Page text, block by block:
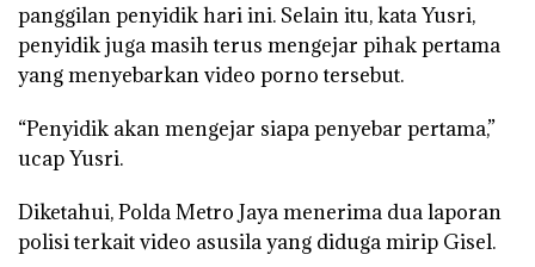
panggilan penyidik hari ini. Selain itu, kata Yusri,
penyidik juga masih terus mengejar pihak pertama
yang menyebarkan video porno tersebut.
“Penyidik akan mengejar siapa penyebar pertama,”
ucap Yusri.
Diketahui, Polda Metro Jaya menerima dua laporan
polisi terkait video asusila yang diduga mirip Gisel.